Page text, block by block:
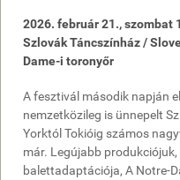
2026. február 21., szombat
Szlovák Táncszínház /
Dame-i toronyőr
A fesztivál második napján
nemzetközileg is ünnepelt
Yorktól Tokióig számos
már. Legújabb
balettadaptációja, A Notre-